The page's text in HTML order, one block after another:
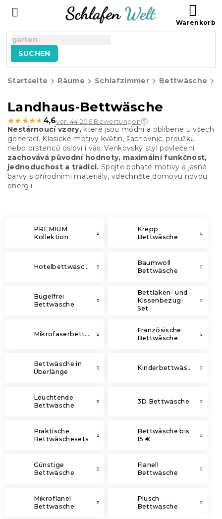
SUCHEN
Startseite Räume Schlafzimmer Bettwäsche
Landhaus-Bettwäsche
★★★★★
★★★★★ 4,6von 44 206 Bewertungen
Nestárnoucí vzory, které jsou módní a oblíbené u všech
generací. Klasické motivy květin, šachovnic, proužků
nebo prstenců osloví i vás. Venkovský styl povlečení
zachovává původní hodnoty, maximální funkčnost,
jednoduchost a tradici. Spojte bohaté motivy a jasné
barvy s přírodními materiály, vdechněte domovu novou
energii.
PREMIUM
Kollektion
Krepp
Bettwäsche
Hotelbettwäsche
Baumwoll
Bettwäsche
Bügelfrei
Bettwäsche
Bettlaken- und
Kissenbezug-
Set
Mikrofaserbettwäsche
Französische
Bettwäsche
Bettwäsche in
Überlänge
Kinderbettwäsche
Leuchtende
Bettwäsche
3D Bettwäsche
Praktische
Bettwäschesets
Bettwäsche bis
15 €
Günstige
Bettwäsche
Flanell
Bettwäsche
Mikroflanel
Bettwäsche
Plüsch
Bettwäsche